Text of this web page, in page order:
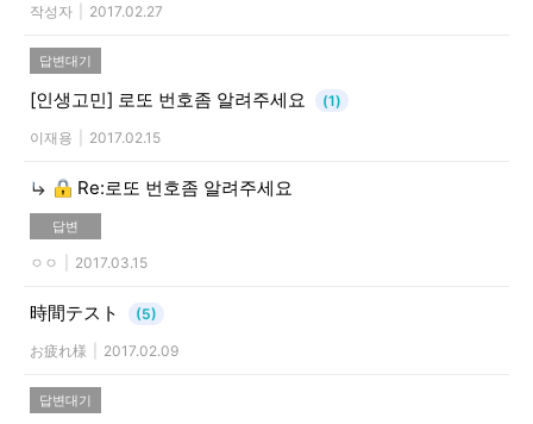
작성자 2017.02.27
답변대기
[인생고민] 로또 번호좀 알려주세요 (1)
이재용 2017.02.15
Re:로또 번호좀 알려주세요
답변
ㅇㅇ 2017.03.15
時間テスト (5)
お疲れ様 2017.02.09
답변대기